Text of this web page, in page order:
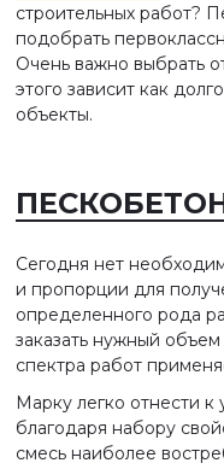
строительных работ?
подобрать
Очень важно выбрать
этого зависит как
объекты.
Сегодня нет
и пропорции для
определенного рода
заказать нужный
спектра работ
Марку легко отнести к
благодаря набору
смесь наиболее